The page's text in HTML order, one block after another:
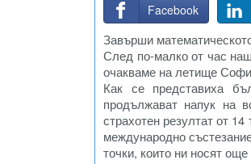
Facebook
Завърши
След по-малко от час
очакваме на летище
Как се представиха
продължават напук на
страхотен резултат от
международно
точки, които ни носят